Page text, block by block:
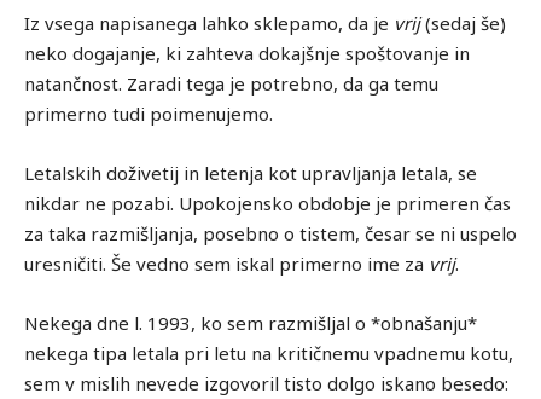
Iz vsega napisanega lahko sklepamo, da je vrij(sedaj še)
neko dogajanje, ki zahteva dokajšnje spoštovanje in
natančnost. Zaradi tega je potrebno, da ga temu
primerno tudi poimenujemo.
Letalskih doživetij in letenja kot upravljanja letala, se
nikdar ne pozabi. Upokojensko obdobje je primeren čas
za taka razmišljanja, posebno o tistem, česar se ni uspelo
uresničiti. Še vedno sem iskal primerno ime za vrij.
Nekega dne l. 1993, ko sem razmišljal o *obnašanju*
nekega tipa letala pri letu na kritičnemu vpadnemu kotu,
sem v mislih nevede izgovoril tisto dolgo iskano besedo: